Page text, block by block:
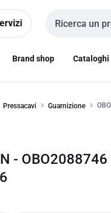
Cerca input
Brand shop Cataloghi
Pressacavi Guarnizione
-